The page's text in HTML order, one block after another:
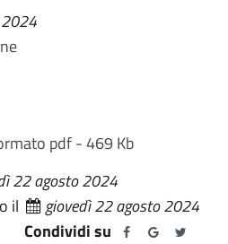
pdf - 469 Kb
22 agosto 2024
il
giovedì 22 agosto 2024
Condividi su